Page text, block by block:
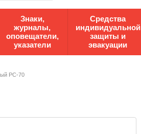
Знаки,
журналы,
оповещатели,
указатели
Средства
индивидуальной
защиты и
эвакуации
РС-70